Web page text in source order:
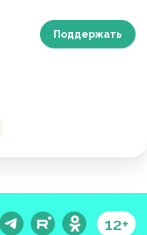
Поддержать
12+